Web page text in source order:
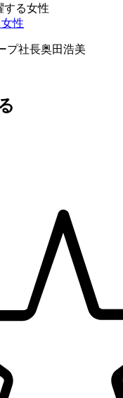
する女性
性
プ社長奥田浩美